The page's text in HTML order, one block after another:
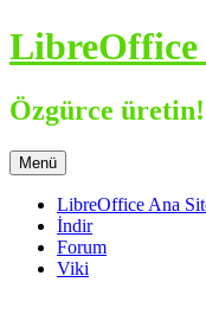
İçeriğe
atla
Özgürce üretin!
Menü
LibreOffice Ana
İndir
Forum
Viki